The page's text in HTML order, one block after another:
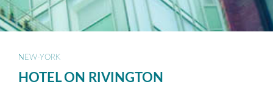
NEW-YORK
HOTEL ON RIVINGTON